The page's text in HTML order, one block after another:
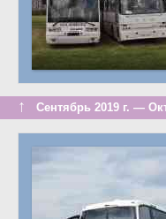
↑ Сентябрь 2019 г. —